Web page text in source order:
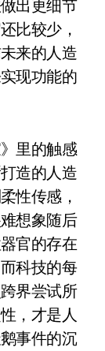
出更细节
比较少，
来的人造
现功能的
里的触感
造的人造
性传感，
想象随后
官的存在
科技的每
界尝试所
，才是人
事件的沉